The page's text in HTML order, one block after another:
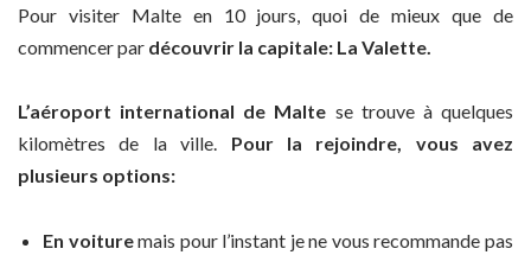
Pour visiter Malte en 10 jours, quoi de mieux que de
commencer par découvrir la capitale: La Valette.
L’aéroport international de Malte se trouve à quelques
kilomètres de la ville. Pour la rejoindre, vous avez
plusieurs options:
En voituremais pour l’instant je ne vous recommande pas